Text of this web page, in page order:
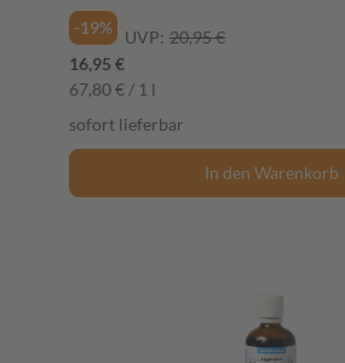
-19%
UVP: 20,95 €
16,95 €
67,80 € / 1 l
sofort lieferbar
In den Warenkorb